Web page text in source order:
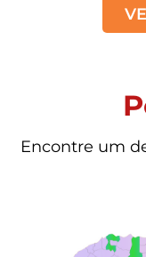
Encontre um